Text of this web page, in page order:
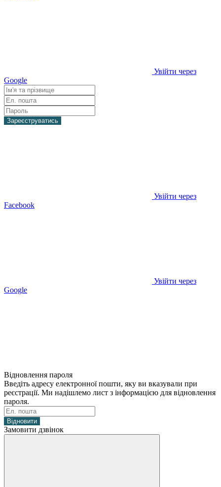
Увійти через
Google
Зареєструватись
Увійти через
Facebook
Увійти через
Google
Відновлення пароля
Введіть адресу електронної пошти, яку ви вказували при
реєстрації. Ми надішлемо лист з інформацією для відновлення
пароля.
Відновити
Замовити дзвінок